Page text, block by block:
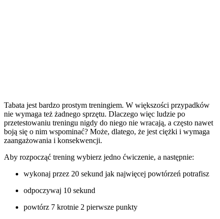
Tabata jest bardzo prostym treningiem. W większości przypadków
nie wymaga też żadnego sprzętu. Dlaczego więc ludzie po
przetestowaniu treningu nigdy do niego nie wracają, a często nawet
boją się o nim wspominać? Może, dlatego, że jest ciężki i wymaga
zaangażowania i konsekwencji.
Aby rozpocząć trening wybierz jedno ćwiczenie, a następnie:
wykonaj przez 20 sekund jak najwięcej powtórzeń potrafisz
odpoczywaj 10 sekund
powtórz 7 krotnie 2 pierwsze punkty